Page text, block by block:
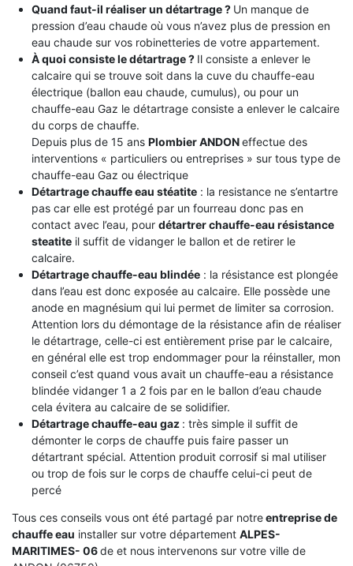
Quand faut-il réaliser un détartrage ? Un manque de
pression d’eau chaude où vous n’avez plus de pression en
eau chaude sur vos robinetteries de votre appartement.
À quoi consiste le détartrage ? Il consiste a enlever le
calcaire qui se trouve soit dans la cuve du chauffe-eau
électrique (ballon eau chaude, cumulus), ou pour un
chauffe-eau Gaz le détartrage consiste a enlever le calcaire
du corps de chauffe.
Depuis plus de 15 ans Plombier ANDONeffectue des
interventions « particuliers ou entreprises » sur tous type de
chauffe-eau Gaz ou électrique
Détartrage chauffe eau stéatite: la resistance ne s’entartre
pas car elle est protégé par un fourreau donc pas en
contact avec l’eau, pour détartrer chauffe-eau résistance
steatiteil suffit de vidanger le ballon et de retirer le
calcaire.
Détartrage chauffe-eau blindée: la résistance est plongée
dans l’eau est donc exposée au calcaire. Elle possède une
anode en magnésium qui lui permet de limiter sa corrosion.
Attention lors du démontage de la résistance afin de réaliser
le détartrage, celle-ci est entièrement prise par le calcaire,
en général elle est trop endommager pour la réinstaller, mon
conseil c’est quand vous avait un chauffe-eau a résistance
blindée vidanger 1 a 2 fois par en le ballon d’eau chaude
cela évitera au calcaire de se solidifier.
Détartrage chauffe-eau gaz : très simple il suffit de
démonter le corps de chauffe puis faire passer un
détartrant spécial. Attention produit corrosif si mal utiliser
ou trop de fois sur le corps de chauffe celui-ci peut de
percé
Tous ces conseils vous ont été partagé par notreentreprise de
chauffe eau installer sur votre département ALPES-
MARITIMES- 06de et nous intervenons sur votre ville de